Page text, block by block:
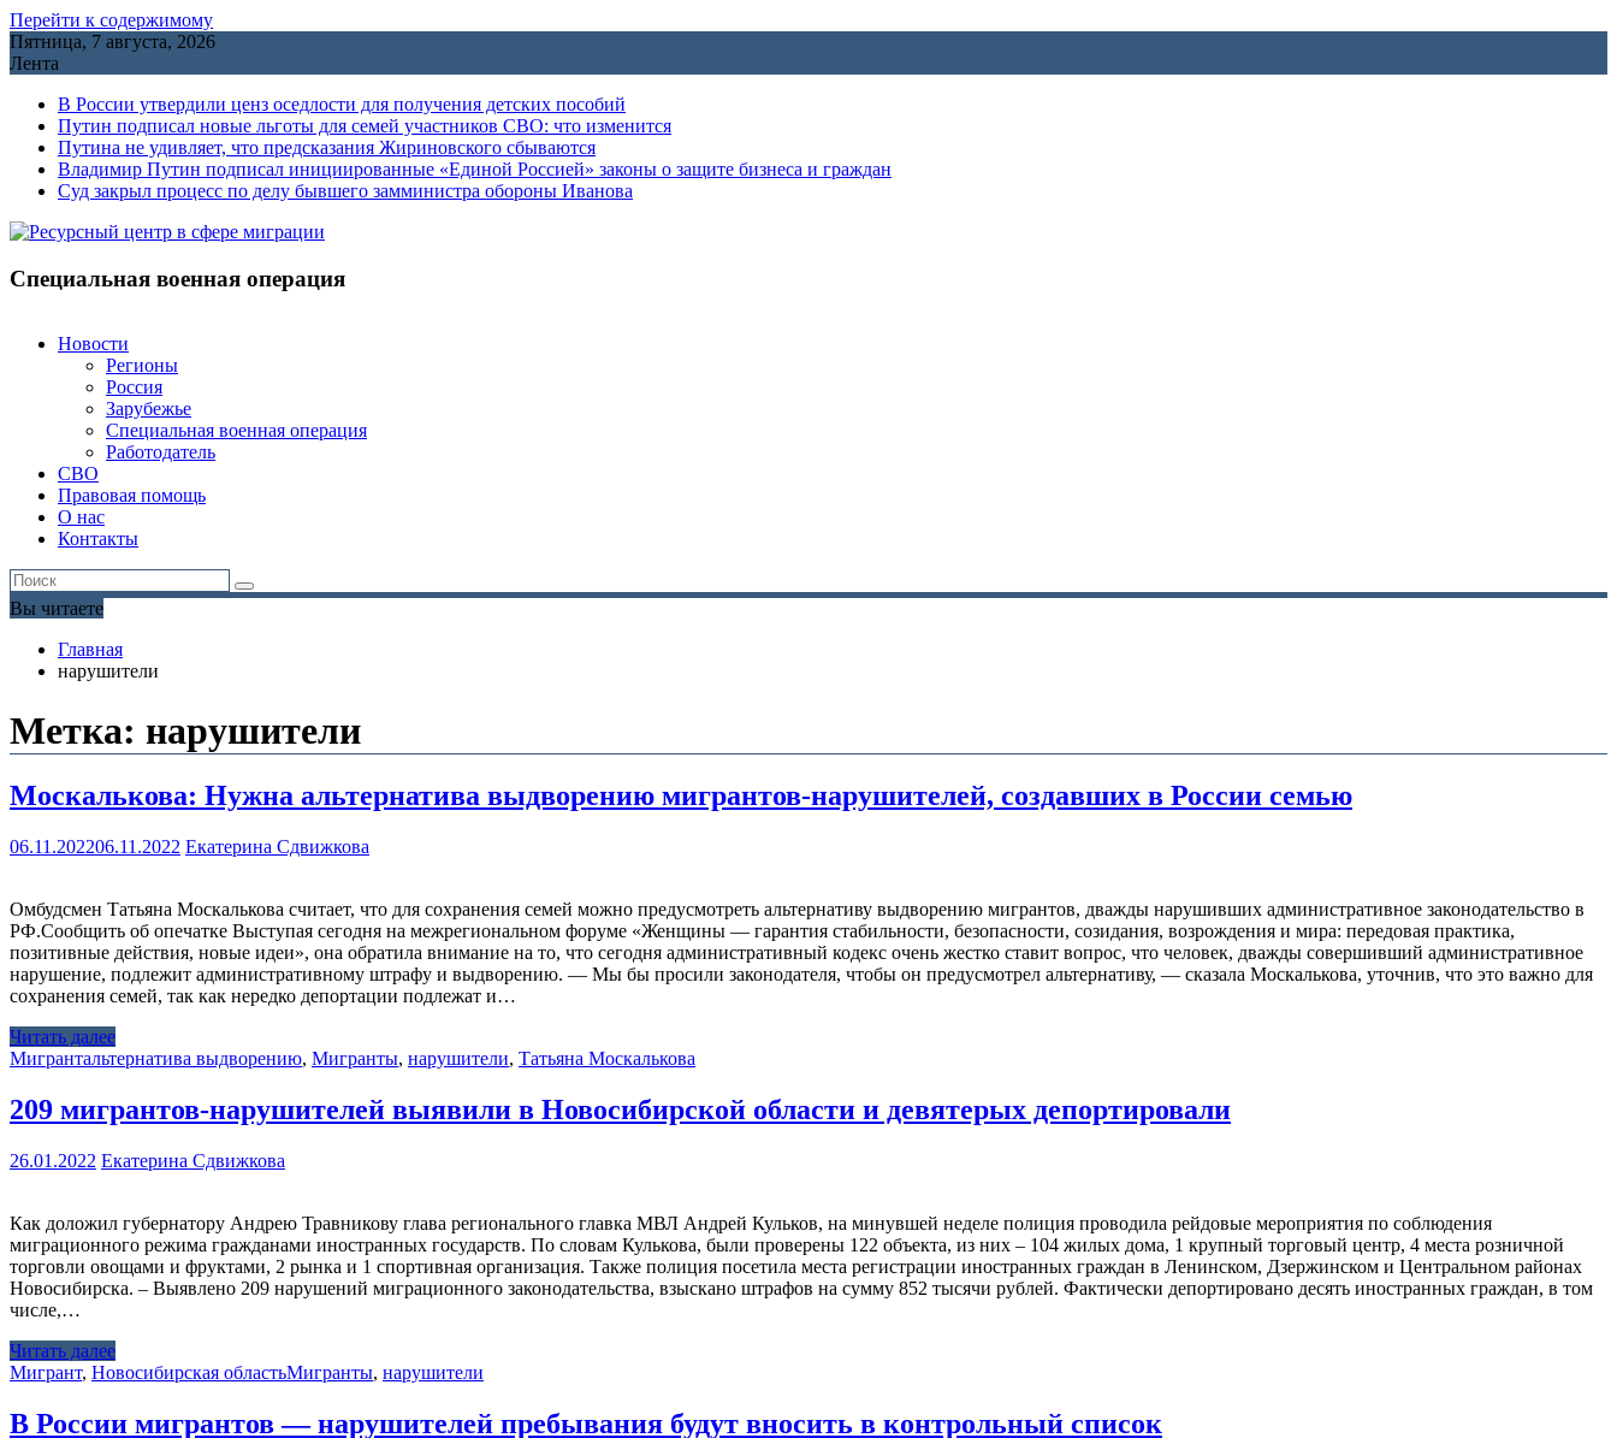
Перейти к содержимому
Пятница, 7 августа, 2026
Лента
В России утвердили ценз оседлости для получения детских пособий
Путин подписал новые льготы для семей участников СВО: что изменится
Путина не удивляет, что предсказания Жириновского сбываются
Владимир Путин подписал инициированные «Единой Россией» законы о защите бизнеса и граждан
Cуд закрыл процесс по делу бывшего замминистра обороны Иванова
Специальная военная операция
Новости
Регионы
Россия
Зарубежье
Специальная военная операция
Работодатель
СВО
Правовая помощь
О нас
Контакты
Вы читаете
Главная
нарушители
Метка: нарушители
Москалькова: Нужна альтернатива выдворению мигрантов-нарушителей, создавших в России семью
06.11.202206.11.2022 Екатерина Сдвижкова
Омбудсмен Татьяна Москалькова считает, что для сохранения семей можно предусмотреть альтернативу выдворению мигрантов, дважды нарушивших административное законодательство в
РФ.Сообщить об опечатке Выступая сегодня на межрегиональном форуме «Женщины — гарантия стабильности, безопасности, созидания, возрождения и мира: передовая практика,
позитивные действия, новые идеи», она обратила внимание на то, что сегодня административный кодекс очень жестко ставит вопрос, что человек, дважды совершивший административное
нарушение, подлежит административному штрафу и выдворению. — Мы бы просили законодателя, чтобы он предусмотрел альтернативу, — сказала Москалькова, уточнив, что это важно для
сохранения семей, так как нередко депортации подлежат и…
Читать далее
Мигрантальтернатива выдворению, Мигранты, нарушители, Татьяна Москалькова
209 мигрантов-нарушителей выявили в Новосибирской области и девятерых депортировали
26.01.2022 Екатерина Сдвижкова
Как доложил губернатору Андрею Травникову глава регионального главка МВЛ Андрей Кульков, на минувшей неделе полиция проводила рейдовые мероприятия по соблюдения
миграционного режима гражданами иностранных государств. По словам Кулькова, были проверены 122 объекта, из них – 104 жилых дома, 1 крупный торговый центр, 4 места розничной
торговли овощами и фруктами, 2 рынка и 1 спортивная организация. Также полиция посетила места регистрации иностранных граждан в Ленинском, Дзержинском и Центральном районах
Новосибирска. – Выявлено 209 нарушений миграционного законодательства, взыскано штрафов на сумму 852 тысячи рублей. Фактически депортировано десять иностранных граждан, в том
числе,…
Читать далее
Мигрант, Новосибирская областьМигранты, нарушители
В России мигрантов — нарушителей пребывания будут вносить в контрольный список